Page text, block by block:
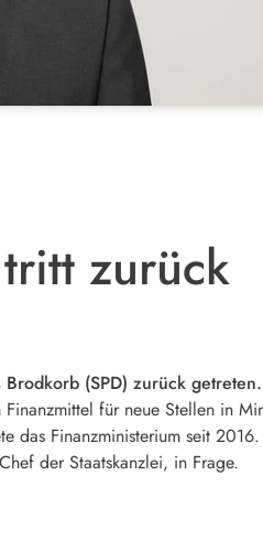
zurück
(SPD) zurück
für neue Stellen in
das Finanzministerium seit
der Staatskanzlei, in Frage.